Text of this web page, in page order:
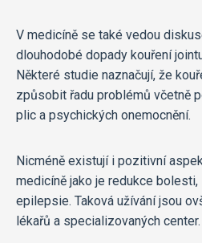
V medicíně se také vedou
dlouhodobé dopady kouření
Některé studie naznačují, že
způsobit řadu problémů včetně
plic a psychických onemocnění.
Nicméně existují i pozitivní
medicíně jako je redukce
epilepsie. Taková užívání jsou
lékařů a specializovaných center.